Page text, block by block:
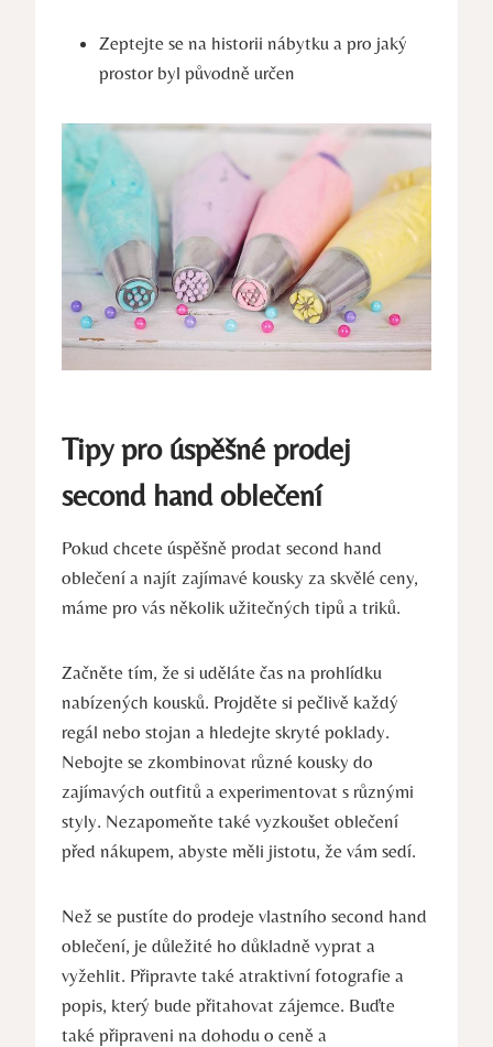
Zeptejte se na historii nábytku a pro jaký
prostor byl původně určen
Tipy pro úspěšné prodej
second hand oblečení
Pokud chcete úspěšně prodat second hand
oblečení a najít zajímavé kousky za skvělé ceny,
máme pro vás několik užitečných tipů a triků.
Začněte tím, že si uděláte čas na prohlídku
nabízených kousků. Projděte si pečlivě každý
regál nebo stojan a hledejte skryté poklady.
Nebojte se zkombinovat různé kousky do
zajímavých outfitů a experimentovat s různými
styly. Nezapomeňte také vyzkoušet oblečení
před nákupem, abyste měli jistotu, že vám sedí.
Než se pustíte do prodeje vlastního second hand
oblečení, je důležité ho důkladně vyprat a
vyžehlit. Připravte také atraktivní fotografie a
popis, který bude přitahovat zájemce. Buďte
také připraveni na dohodu o ceně a